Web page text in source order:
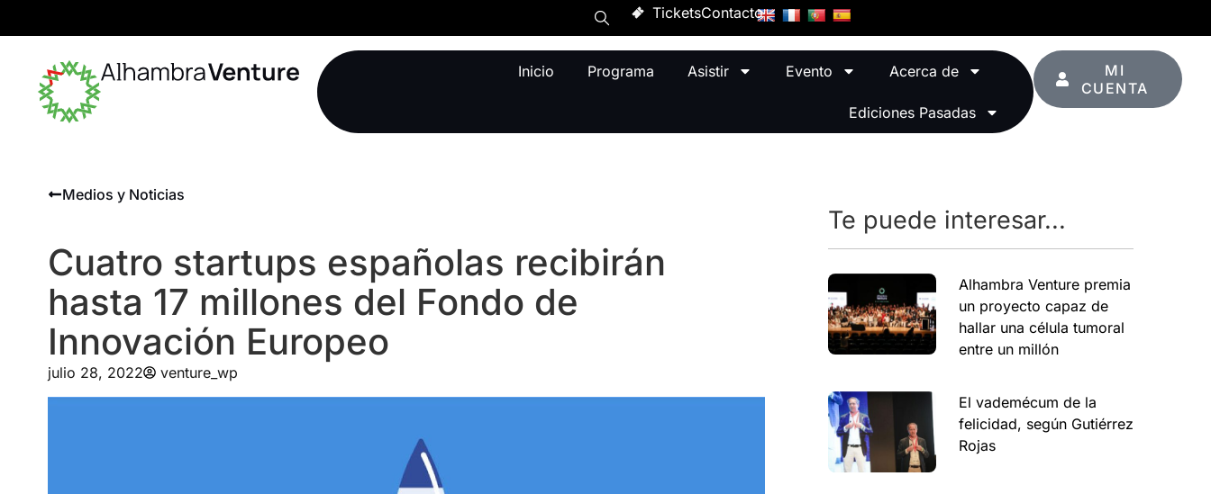
TicketsContacto
Inicio Programa Asistir Evento Acerca de
Ediciones Pasadas
MI
CUENTA
Medios y Noticias
Cuatro startups españolas recibirán
hasta 17 millones del Fondo de
Innovación Europeo
julio 28, 2022 venture_wp
Te puede interesar...
Alhambra Venture premia
un proyecto capaz de
hallar una célula tumoral
entre un millón
El vademécum de la
felicidad, según Gutiérrez
Rojas